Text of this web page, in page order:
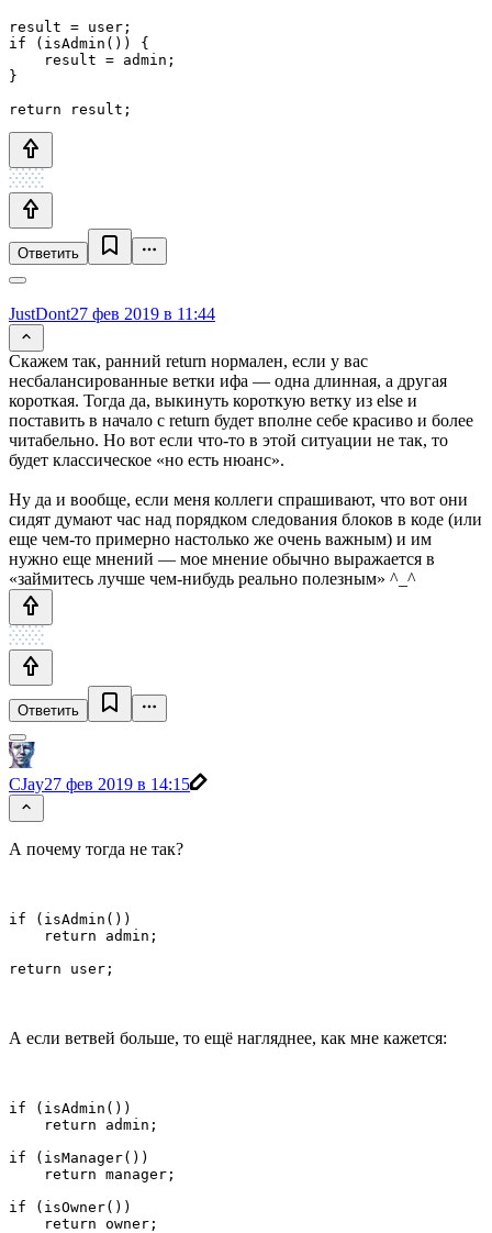
result = user;
if (isAdmin()) {
    result = admin;
}
return result;
Ответить
JustDont27 фев 2019 в 11:44
Скажем так, ранний return нормален, если у вас
несбалансированные ветки ифа — одна длинная, а другая
короткая. Тогда да, выкинуть короткую ветку из else и
поставить в начало с return будет вполне себе красиво и более
читабельно. Но вот если что-то в этой ситуации не так, то
будет классическое «но есть нюанс».
Ну да и вообще, если меня коллеги спрашивают, что вот они
сидят думают час над порядком следования блоков в коде (или
еще чем-то примерно настолько же очень важным) и им
нужно еще мнений — мое мнение обычно выражается в
«займитесь лучше чем-нибудь реально полезным» ^_^
Ответить
CJay27 фев 2019 в 14:15
А почему тогда не так?
if (isAdmin())
    return admin;
return user;
А если ветвей больше, то ещё нагляднее, как мне кажется:
if (isAdmin())
    return admin;
if (isManager())
    return manager;
if (isOwner())
    return owner;